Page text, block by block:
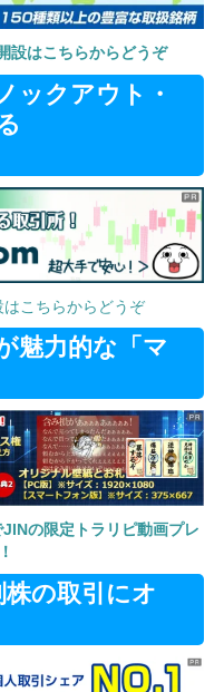
設はこちらからどうぞ
ックアウト・
こちらからどうぞ
魅力的な「マ
の限定トラリピ動画プレ
の取引にオ